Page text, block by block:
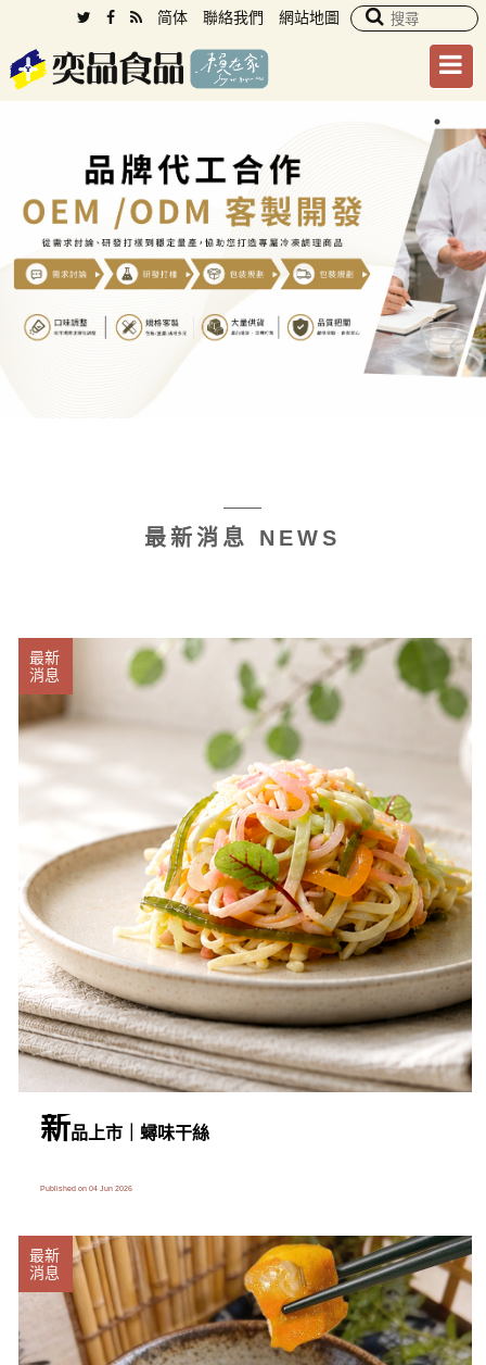
简体 聯絡我們 網站地圖
最新消息 NEWS
最新
消息
新品上市｜蟳味干絲
Published on 04 Jun 2026
最新
消息